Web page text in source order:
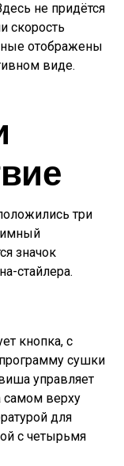
не придётся
скорость
отображены
виде.
три
значок
стайлера.
кнопка, с
сушки
управляет
самом верху
для
с четырьмя